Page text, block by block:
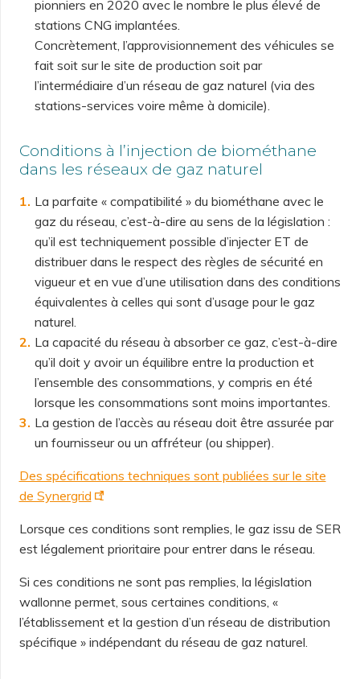
pionniers en 2020 avec le nombre le plus élevé de
stations CNG implantées.
Concrètement, l’approvisionnement des véhicules se
fait soit sur le site de production soit par
l’intermédiaire d’un réseau de gaz naturel (via des
stations-services voire même à domicile).
Conditions à l’injection de biométhane
dans les réseaux de gaz naturel
La parfaite « compatibilité » du biométhane avec le
gaz du réseau, c’est-à-dire au sens de la législation :
qu’il est techniquement possible d’injecter ET de
distribuer dans le respect des règles de sécurité en
vigueur et en vue d’une utilisation dans des conditions
équivalentes à celles qui sont d’usage pour le gaz
naturel.
La capacité du réseau à absorber ce gaz, c’est-à-dire
qu’il doit y avoir un équilibre entre la production et
l’ensemble des consommations, y compris en été
lorsque les consommations sont moins importantes.
La gestion de l’accès au réseau doit être assurée par
un fournisseur ou un affréteur (ou shipper).
Des spécifications techniques sont publiées sur le site
de Synergrid
Lorsque ces conditions sont remplies, le gaz issu de SER
est légalement prioritaire pour entrer dans le réseau.
Si ces conditions ne sont pas remplies, la législation
wallonne permet, sous certaines conditions, «
l’établissement et la gestion d’un réseau de distribution
spécifique » indépendant du réseau de gaz naturel.